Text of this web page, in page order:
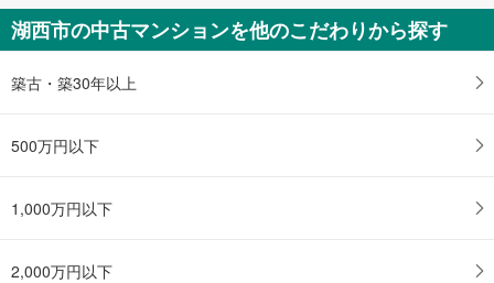
湖西市の中古マンションを他のこだわりから探す
築古・築30年以上
500万円以下
1,000万円以下
2,000万円以下